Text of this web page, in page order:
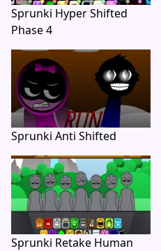
Sprunki Hyper Shifted
Phase 4
Sprunki Anti Shifted
Sprunki Retake Human